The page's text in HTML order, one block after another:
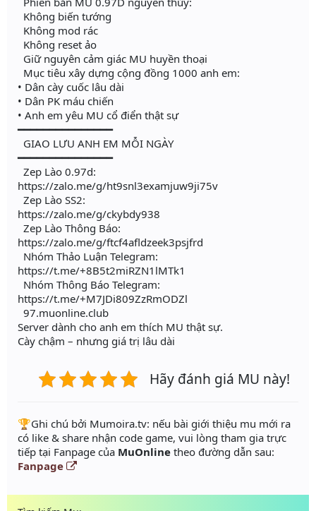
Không biến tướng
Không mod rác
Không reset ảo
Giữ nguyên cảm giác MU huyền thoại
Mục tiêu xây dựng cộng đồng 1000 anh em:
• Dân cày cuốc lâu dài
• Dân PK máu chiến
• Anh em yêu MU cổ điển thật sự
━━━━━━━━━━━━━━━
GIAO LƯU ANH EM MỖI NGÀY
━━━━━━━━━━━━━━━
Zep Lào 0.97d:
https://zalo.me/g/ht9snl3examjuw9ji75v
Zep Lào SS2:
https://zalo.me/g/ckybdy938
Zep Lào Thông Báo:
https://zalo.me/g/ftcf4afldzeek3psjfrd
Nhóm Thảo Luận Telegram:
https://t.me/+8B5t2miRZN1lMTk1
Nhóm Thông Báo Telegram:
https://t.me/+M7JDi809ZzRmODZl
97.muonline.club
Server dành cho anh em thích MU thật sự.
Cày chậm – nhưng giá trị lâu dài
Hãy đánh giá MU này!
️🏆Ghi chú bởi Mumoira.tv: nếu bài giới thiệu mu mới ra
có like & share nhận code game, vui lòng tham gia trực
tiếp tại Fanpage của MuOnline theo đường dẫn sau:
Fanpage